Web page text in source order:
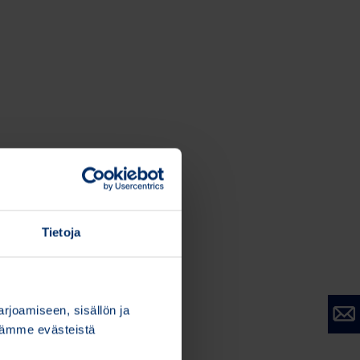
Tietoja
sisällön ja
evästeistä